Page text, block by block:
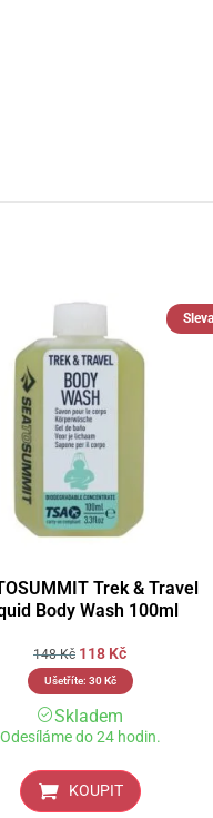
Trek & Travel
Body Wash 100ml
148Kč 118 Kč
Ušetříte: 30Kč
Skladem
Odesíláme do 24 hodin.
KOUPIT